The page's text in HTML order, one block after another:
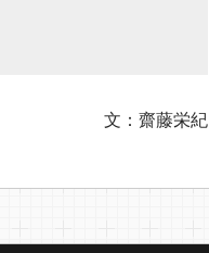
文：齋藤栄紀